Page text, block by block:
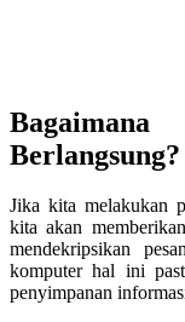
Berlangsung?
Jika kita melakukan
kita akan
mendekripsikan
komputer hal ini
penyimpanan